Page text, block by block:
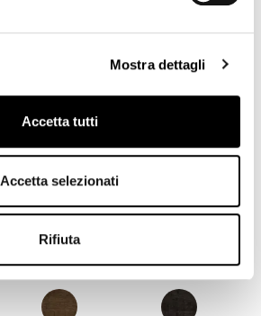
Mostra dettagli
Accetta tutti
Accetta selezionati
Rifiuta